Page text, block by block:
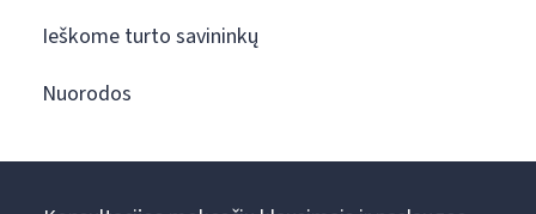
Ieškome turto savininkų
Nuorodos